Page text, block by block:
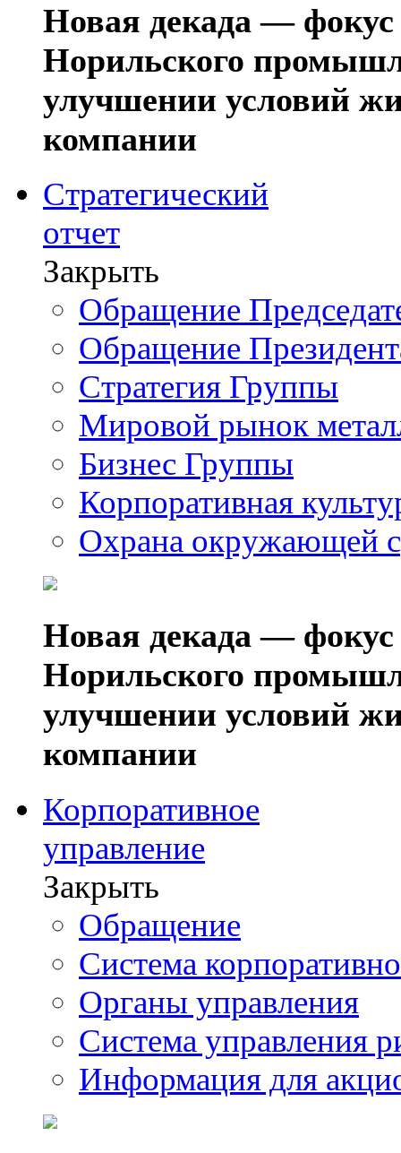
Новая декада — фокус
Норильского
улучшении условий
компании
Стратегический
отчет
Закрыть
Обращение
Обращение
Стратегия Группы
Мировой рынок
Бизнес Группы
Корпоративная
Охрана окружающей
Новая декада — фокус
Норильского
улучшении условий
компании
Корпоративное
управление
Закрыть
Обращение
Система
Органы управления
Система управления
Информация для